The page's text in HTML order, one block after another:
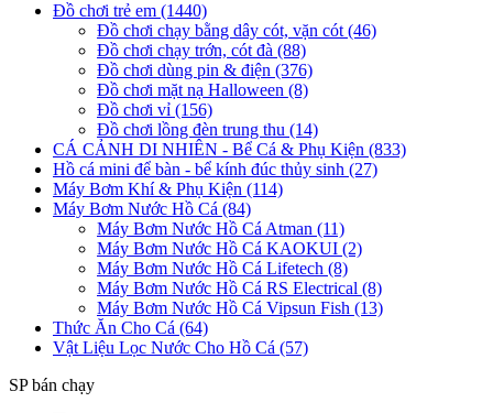
Đồ chơi trẻ em (1440)
Đồ chơi chạy bằng dây cót, vặn cót (46)
Đồ chơi chạy trớn, cót đà (88)
Đồ chơi dùng pin & điện (376)
Đồ chơi mặt nạ Halloween (8)
Đồ chơi vỉ (156)
Đồ chơi lồng đèn trung thu (14)
CÁ CẢNH DI NHIÊN - Bể Cá & Phụ Kiện (833)
Hồ cá mini để bàn - bể kính đúc thủy sinh (27)
Máy Bơm Khí & Phụ Kiện (114)
Máy Bơm Nước Hồ Cá (84)
Máy Bơm Nước Hồ Cá Atman (11)
Máy Bơm Nước Hồ Cá KAOKUI (2)
Máy Bơm Nước Hồ Cá Lifetech (8)
Máy Bơm Nước Hồ Cá RS Electrical (8)
Máy Bơm Nước Hồ Cá Vipsun Fish (13)
Thức Ăn Cho Cá (64)
Vật Liệu Lọc Nước Cho Hồ Cá (57)
SP bán chạy